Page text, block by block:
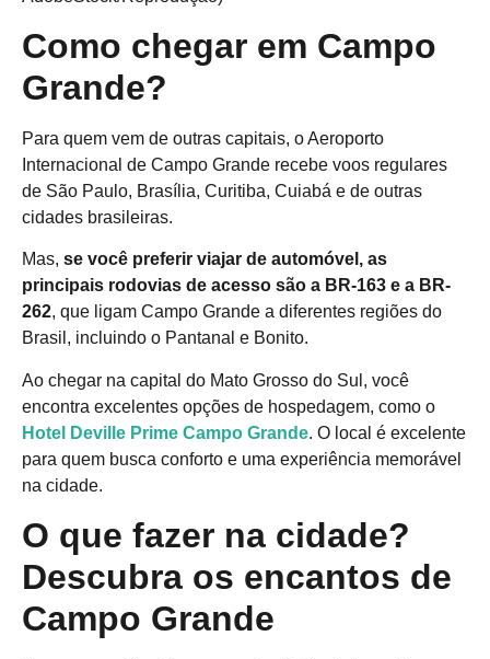
Como chegar em Campo
Grande?
Para quem vem de outras capitais, o Aeroporto
Internacional de Campo Grande recebe voos regulares
de São Paulo, Brasília, Curitiba, Cuiabá e de outras
cidades brasileiras.
Mas, se você preferir viajar de automóvel, as
principais rodovias de acesso são a BR-163 e a BR-
262, que ligam Campo Grande a diferentes regiões do
Brasil, incluindo o Pantanal e Bonito.
Ao chegar na capital do Mato Grosso do Sul, você
encontra excelentes opções de hospedagem, como o
Hotel Deville Prime Campo Grande. O local é excelente
para quem busca conforto e uma experiência memorável
na cidade.
O que fazer na cidade?
Descubra os encantos de
Campo Grande